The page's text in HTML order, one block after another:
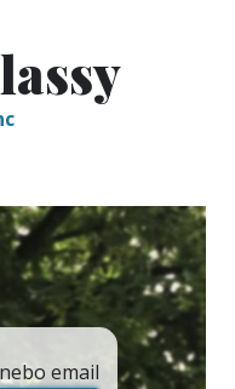
email